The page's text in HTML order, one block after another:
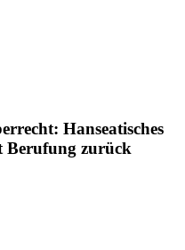
Hanseatisches
Berufung zurück